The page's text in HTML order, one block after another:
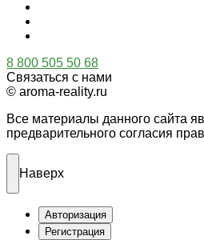
8 800 505 50 68
Связаться с нами
© aroma-reality.ru
Все материалы данного сайта
предварительного согласия
Наверх
Авторизация
Регистрация